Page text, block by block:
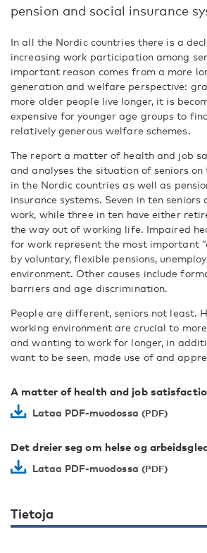
pension and social insurance
In all the Nordic countries there is a
increasing work participation among
important reason comes from a more
generation and welfare perspective:
more older people live longer, it is
expensive for younger age groups to
relatively generous welfare schemes.
The report a matter of health and job
and analyses the situation of seniors
in the Nordic countries as well as
insurance systems. Seven in ten seniors
work, while three in ten have either
the way out of working life. Impaired
for work represent the most important
by voluntary, flexible pensions,
environment. Other causes include
barriers and age discrimination.
People are different, seniors not least.
working environment are crucial to
and wanting to work for longer, in
want to be seen, made use of and
A matter of health and job
Lataa PDF-muodossa
Det dreier seg om helse og
Lataa PDF-muodossa
Tietoja